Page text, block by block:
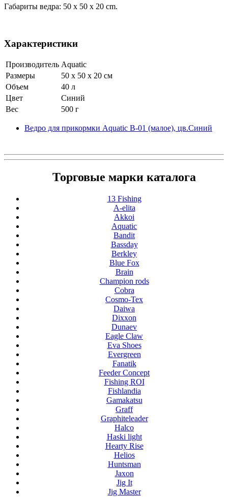
Габариты ведра: 50 x 50 x 20 cm.
Характеристики
Производитель Aquatic
Размеры
50 x 50 x 20 см
Объем
40 л
Цвет
Синий
Вес
500 г
Ведро для прикормки Aquatic В-01 (малое), цв.Синий
Торговые марки каталога
13 Fishing
A-elita
Akkoi
Aquatic
Bandit
Bassday
Berkley
Blue Fox
Brain
Champion rods
Cobra
Cosmo-Tex
Daiwa
Dixxon
Dunaev
Eagle Claw
Eva Shoes
Evergreen
Fanatik
Feeder Concept
Fishing ROI
Fishlandia
Gamakatsu
Graff
Graphiteleader
Halco
Haski light
Hearty Rise
Helios
Huntsman
Jaxon
Jig It
Jig Master